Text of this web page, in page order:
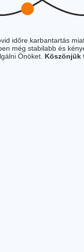
időre karbantartás
még stabilabb és
Önöket. Köszönjük